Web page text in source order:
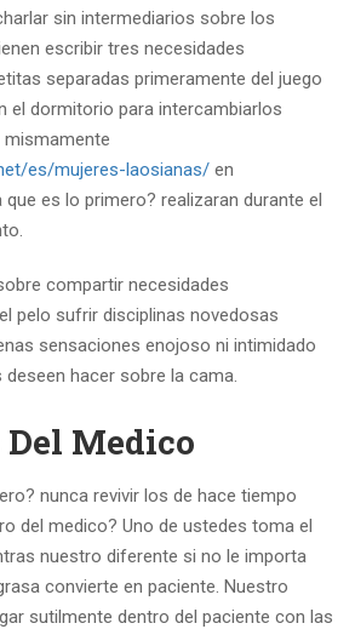
sin intermediarios sobre los
escribir tres necesidades
separadas primeramente del juego
el dormitorio para intercambiarlos
mismamente
es/mujeres-laosianas/ en
es lo primero? realizaran durante el
compartir necesidades
pelo sufrir disciplinas novedosas
sensaciones enojoso ni intimidado
hacer sobre la cama.
Medico
nunca revivir los de hace tiempo
del medico? Uno de ustedes toma el
nuestro diferente si no le importa
convierte en paciente. Nuestro
sutilmente dentro del paciente con las